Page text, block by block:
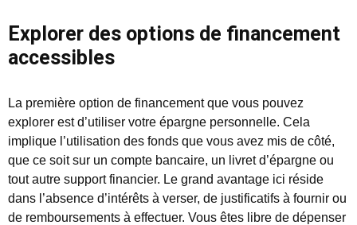
Explorer des options de financement
accessibles
La première option de financement que vous pouvez
explorer est d’utiliser votre épargne personnelle. Cela
implique l’utilisation des fonds que vous avez mis de côté,
que ce soit sur un compte bancaire, un livret d’épargne ou
tout autre support financier. Le grand avantage ici réside
dans l’absence d’intérêts à verser, de justificatifs à fournir ou
de remboursements à effectuer. Vous êtes libre de dépenser